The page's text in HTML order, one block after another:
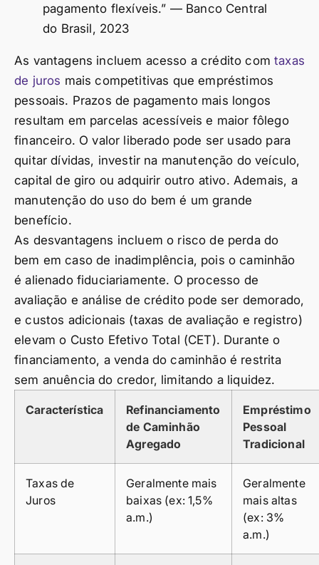
pagamento flexíveis.” — Banco Central
do Brasil, 2023
As vantagens incluem acesso a crédito comtaxas
de juros mais competitivas que empréstimos
pessoais. Prazos de pagamento mais longos
resultam em parcelas acessíveis e maior fôlego
financeiro. O valor liberado pode ser usado para
quitar dívidas, investir na manutenção do veículo,
capital de giro ou adquirir outro ativo. Ademais, a
manutenção do uso do bem é um grande
benefício.
As desvantagens incluem o risco de perda do
bem em caso de inadimplência, pois o caminhão
é alienado fiduciariamente. O processo de
avaliação e análise de crédito pode ser demorado,
e custos adicionais (taxas de avaliação e registro)
elevam o Custo Efetivo Total (CET). Durante o
financiamento, a venda do caminhão é restrita
sem anuência do credor, limitando a liquidez.
Característica
Refinanciamento
de Caminhão
Agregado
Empréstimo
Pessoal
Tradicional
Taxas de
Juros
Geralmente mais
baixas (ex: 1,5%
a.m.)
Geralmente
mais altas
(ex: 3%
a.m.)